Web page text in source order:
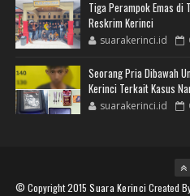
Tiga Perampok Emas di
Reskrim Kerinci
suarakerinci.id
Seorang Pria Dibawah
Kerinci Terkait Kasus
suarakerinci.id
© Copyright 2015Suara Kerinci Created